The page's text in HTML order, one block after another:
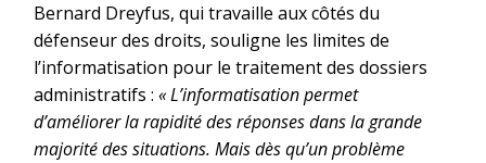
Bernard Dreyfus, qui travaille aux côtés du
défenseur des droits, souligne les limites de
l’informatisation pour le traitement des dossiers
administratifs : « L’informatisation permet
d’améliorer la rapidité des réponses dans la grande
majorité des situations. Mais dès qu’un problème